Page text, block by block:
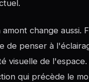
change aussi.
de penser à
visuelle de
qui précède le